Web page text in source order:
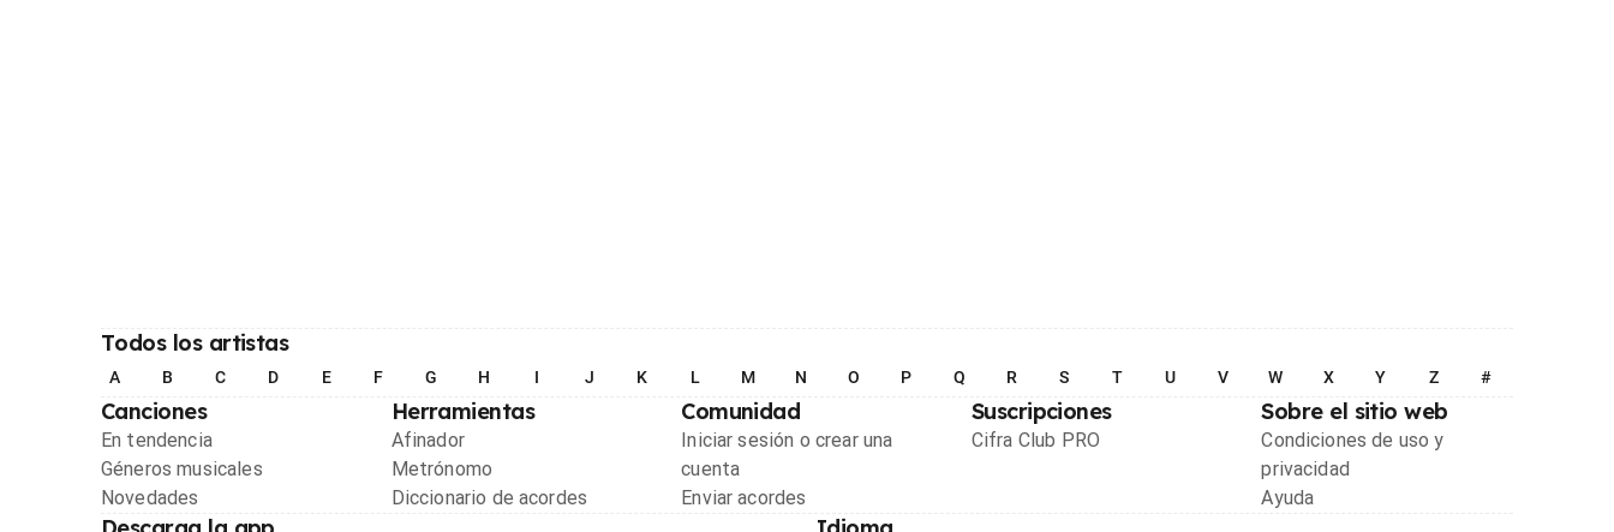
Todos los artistas
A B C D E F G H I J K L M N O P Q R S T U V W X Y Z #
Canciones
En tendencia
Géneros musicales
Novedades
Herramientas
Afinador
Metrónomo
Diccionario de acordes
Comunidad
Iniciar sesión o crear una
cuenta
Enviar acordes
Suscripciones
Cifra Club PRO
Sobre el sitio web
Condiciones de uso y
privacidad
Ayuda